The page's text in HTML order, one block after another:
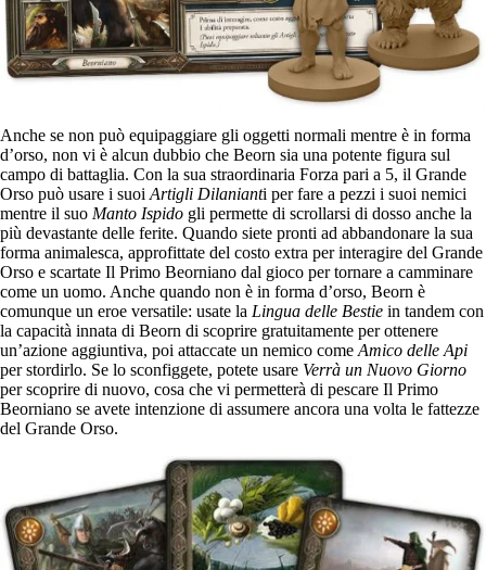
Anche se non può equipaggiare gli oggetti normali mentre è in forma
d’orso, non vi è alcun dubbio che Beorn sia una potente figura sul
campo di battaglia. Con la sua straordinaria Forza pari a 5, il Grande
Orso può usare i suoi Artigli Dilanianti per fare a pezzi i suoi nemici
mentre il suo Manto Ispido gli permette di scrollarsi di dosso anche la
più devastante delle ferite. Quando siete pronti ad abbandonare la sua
forma animalesca, approfittate del costo extra per interagire del Grande
Orso e scartate Il Primo Beorniano dal gioco per tornare a camminare
come un uomo. Anche quando non è in forma d’orso, Beorn è
comunque un eroe versatile: usate la Lingua delle Bestie in tandem con
la capacità innata di Beorn di scoprire gratuitamente per ottenere
un’azione aggiuntiva, poi attaccate un nemico come Amico delle Api
per stordirlo. Se lo sconfiggete, potete usare Verrà un Nuovo Giorno
per scoprire di nuovo, cosa che vi permetterà di pescare Il Primo
Beorniano se avete intenzione di assumere ancora una volta le fattezze
del Grande Orso.